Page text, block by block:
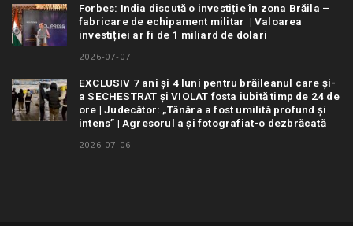
Forbes: India discută o investiție în zona Brăila –
fabricare de echipament militar | Valoarea
investiției ar fi de 1 miliard de dolari
2026-07-07
EXCLUSIV 7 ani și 4 luni pentru brăileanul care și-
a SECHESTRAT și VIOLAT fosta iubită timp de 24 de
ore | Judecător: „Tânăra a fost umilită profund și
intens” | Agresorul a și fotografiat-o dezbrăcată
2026-07-06